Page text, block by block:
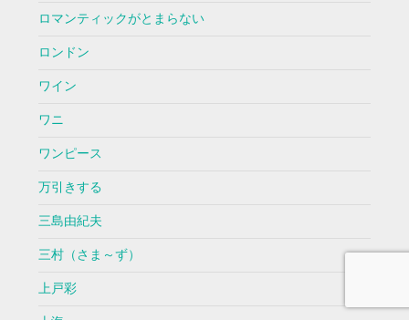
ロマンティックがとまらない
ロンドン
ワイン
ワニ
ワンピース
万引きする
三島由紀夫
三村（さま～ず）
上戸彩